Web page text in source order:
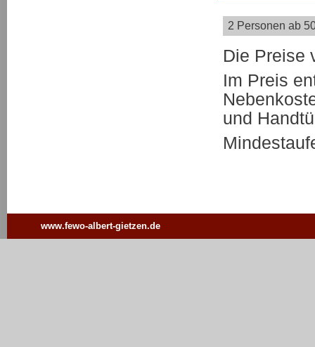
2 Personen ab
Die Preise
Im Preis
und
www.fewo-albert-gietzen.de